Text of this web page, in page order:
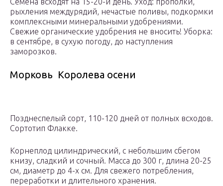
рыхления междурядий, нечастые поливы, подкормки
комплексными минеральными удобрениями.
Свежие органические удобрения не вносить! Уборка:
в сентябре, в сухую погоду, до наступления
заморозков.
Морковь Королева осени
Позднеспелый сорт, 110-120 дней от полных всходов.
Сортотип Флакке.
Корнеплод цилиндрический, с небольшим сбегом
книзу, сладкий и сочный. Масса до 300 г, длина 20-25
см, диаметр до 4-х см. Для свежего потребления,
переработки и длительного хранения.